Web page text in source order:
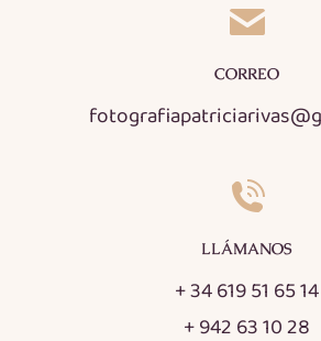
CORREO
LLÁMANOS
+ 34 619 51 65 14
+ 942 63 10 28